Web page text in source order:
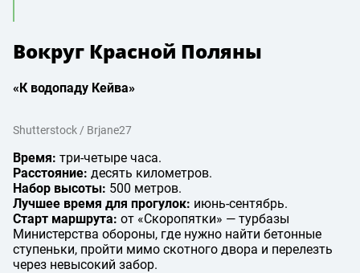
Вокруг Красной Поляны
«К водопаду Кейва»
Shutterstock / Brjane27
Время: три-четыре часа.
Расстояние: десять километров.
Набор высоты: 500 метров.
Лучшее время для прогулок: июнь-сентябрь.
Старт маршрута: от «Скоропятки» — турбазы
Министерства обороны, где нужно найти бетонные
ступеньки, пройти мимо скотного двора и перелезть
через невысокий забор.